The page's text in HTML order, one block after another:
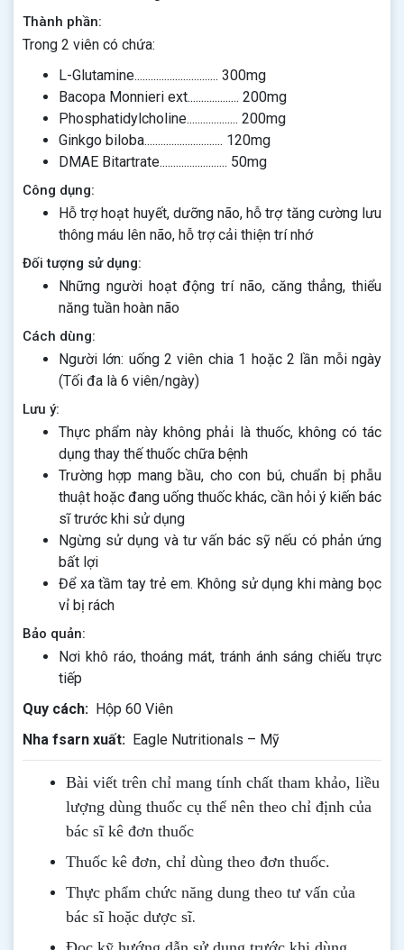
Thành phần:
Trong 2 viên có chứa:
L-Glutamine............................... 300mg
Bacopa Monnieri ext................... 200mg
Phosphatidylcholine................... 200mg
Ginkgo biloba............................. 120mg
DMAE Bitartrate......................... 50mg
Công dụng:
Hỗ trợ hoạt huyết, dưỡng não, hỗ trợ tăng cường lưu
thông máu lên não, hỗ trợ cải thiện trí nhớ
Đối tượng sử dụng:
Những người hoạt động trí não, căng thẳng, thiểu
năng tuần hoàn não
Cách dùng:
Người lớn: uống 2 viên chia 1 hoặc 2 lần mỗi ngày
(Tối đa là 6 viên/ngày)
Lưu ý:
Thực phẩm này không phải là thuốc, không có tác
dụng thay thế thuốc chữa bệnh
Trường hợp mang bầu, cho con bú, chuẩn bị phẫu
thuật hoặc đang uống thuốc khác, cần hỏi ý kiến bác
sĩ trước khi sử dụng
Ngừng sử dụng và tư vấn bác sỹ nếu có phản ứng
bất lợi
Để xa tầm tay trẻ em. Không sử dụng khi màng bọc
vỉ bị rách
Bảo quản:
Nơi khô ráo, thoáng mát, tránh ánh sáng chiếu trực
tiếp
Quy cách: Hộp 60 Viên
Nha fsarn xuất: Eagle Nutritionals – Mỹ
Bài viết trên chỉ mang tính chất tham khảo, liều
lượng dùng thuốc cụ thể nên theo chỉ định của
bác sĩ kê đơn thuốc
Thuốc kê đơn, chỉ dùng theo đơn thuốc.
Thực phẩm chức năng dung theo tư vấn của
bác sĩ hoặc dược sĩ.